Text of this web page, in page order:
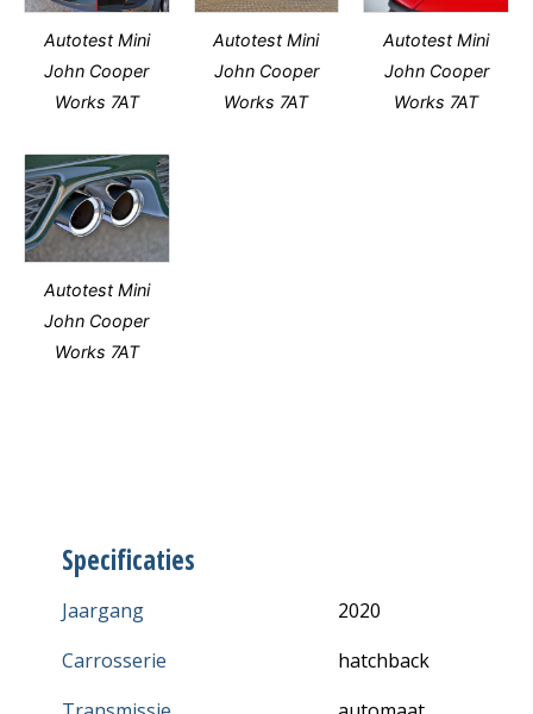
Autotest Mini
John Cooper
Works 7AT
Autotest Mini
John Cooper
Works 7AT
Autotest Mini
John Cooper
Works 7AT
Autotest Mini
John Cooper
Works 7AT
Specificaties
Jaargang
2020
Carrosserie
hatchback